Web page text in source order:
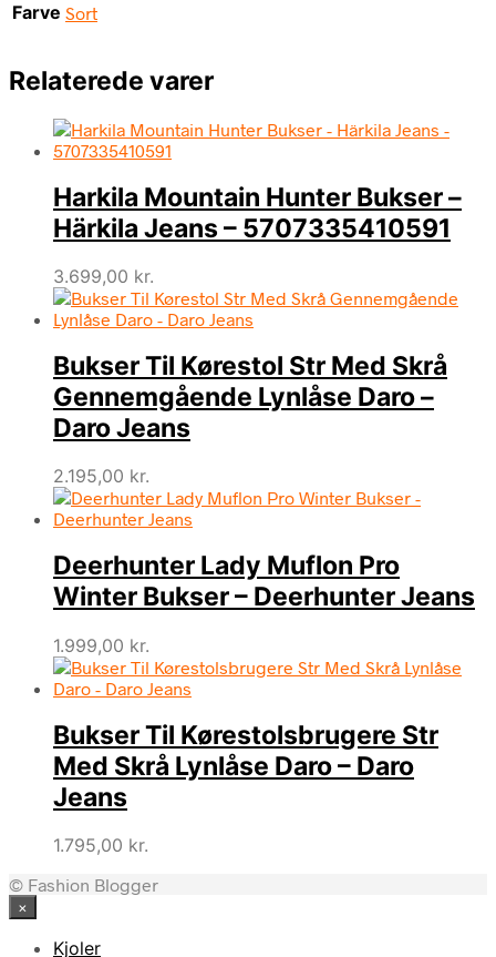
Farve Sort
Relaterede varer
Harkila Mountain Hunter Bukser –
Härkila Jeans – 5707335410591
3.699,00 kr.
Bukser Til Kørestol Str Med Skrå
Gennemgående Lynlåse Daro –
Daro Jeans
2.195,00 kr.
Deerhunter Lady Muflon Pro
Winter Bukser – Deerhunter Jeans
1.999,00 kr.
Bukser Til Kørestolsbrugere Str
Med Skrå Lynlåse Daro – Daro
Jeans
1.795,00 kr.
© Fashion Blogger
×
Kjoler